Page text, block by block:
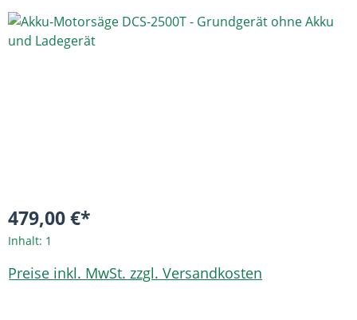
Bildergalerie überspringen
479,00 €*
Inhalt: 1
Preise inkl. MwSt. zzgl. Versandkosten